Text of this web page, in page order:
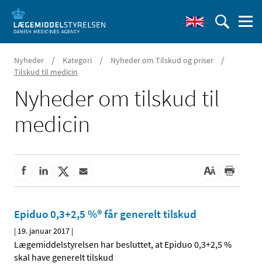
Nyheder / Kategori / Nyheder om Tilskud og priser /
Tilskud til medicin
Nyheder om tilskud til
medicin
Epiduo 0,3+2,5 %® får generelt tilskud
| 19. januar 2017 |
Lægemiddelstyrelsen har besluttet, at Epiduo 0,3+2,5 %
skal have generelt tilskud